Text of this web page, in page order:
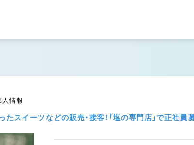
人情報
イーツなどの販売・接客！「塩の専門店」で正社員